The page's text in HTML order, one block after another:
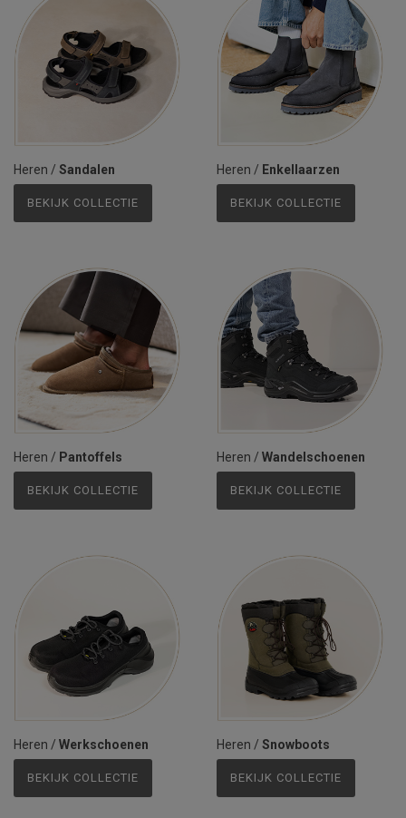
Heren / Sandalen
BEKIJK COLLECTIE
Heren / Enkellaarzen
BEKIJK COLLECTIE
Heren / Pantoffels
BEKIJK COLLECTIE
Heren / Wandelschoenen
BEKIJK COLLECTIE
Heren / Werkschoenen
BEKIJK COLLECTIE
Heren / Snowboots
BEKIJK COLLECTIE